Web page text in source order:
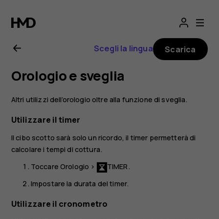
Manuale
d’uso
del
Nokia
2.1
Scegli la lingua Scarica
Orologio e sveglia
Altri utilizzi dell’orologio oltre alla funzione di sveglia.
Utilizzare il timer
Il cibo scotto sarà solo un ricordo, il timer permetterà di
calcolare i tempi di cottura.
ToccareOrologio > TIMER.
Impostare la durata del timer.
Utilizzare il cronometro